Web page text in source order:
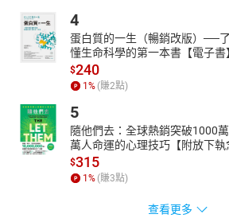
4
蛋白質的一生（暢銷改版）──
懂生命科學的第一本書【電子書
$240
1% (賺2點)
5
隨他們去：全球熱銷突破1000
萬人命運的心理技巧【附放下
書】
$315
1% (賺3點)
查看更多